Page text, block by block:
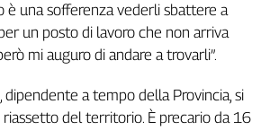
è una sofferenza vederli sbattere a
un posto di lavoro che non arriva
mi auguro di andare a trovarli”.
, dipendente a tempo della Provincia, si
del territorio. È precario da 16